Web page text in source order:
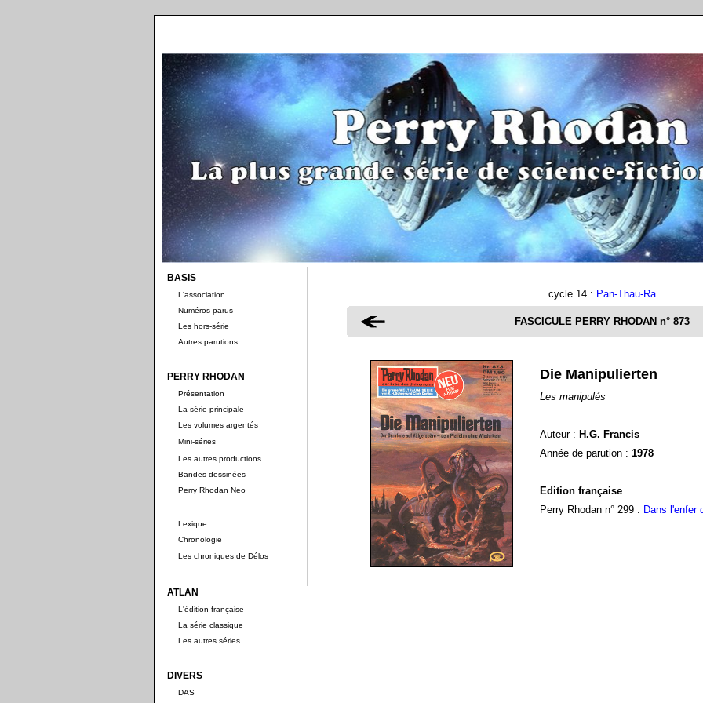
BASIS
L'association
Numéros parus
Les hors-série
Autres parutions
PERRY RHODAN
Présentation
La série principale
Les volumes argentés
Mini-séries
Les autres productions
Bandes dessinées
Perry Rhodan Neo
Lexique
Chronologie
Les chroniques de Délos
ATLAN
L'édition française
La série classique
Les autres séries
DIVERS
DAS
cycle 14 : Pan-Thau-Ra
FASCICULE PERRY RHODAN n° 873
Die Manipulierten
Les manipulés
Auteur : H.G. Francis
Année de parution : 1978
Edition française
Perry Rhodan n° 299 : Dans l'enfer